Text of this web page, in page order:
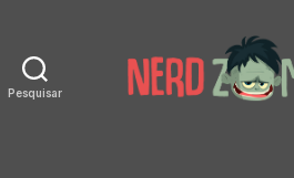
Pesquisar